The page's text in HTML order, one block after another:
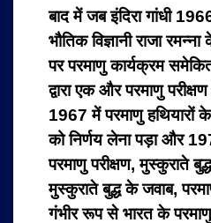
बाद में जब इंदिरा गांधी
भौतिक विज्ञानी राजा
पर परमाणु कार्यक्रम
द्वारा एक और परमाणु
1967 में परमाणु हथियारों
को निर्णय लेना पड़ा और
परमाणु परीक्षण, मुस्कुराते
मुस्कुराते बुद्ध के जवाब,
गंभीर रूप से भारत के परमाणु